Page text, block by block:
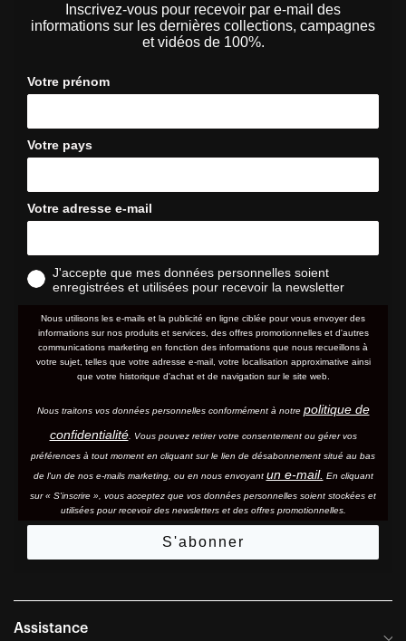
Inscrivez-vous pour recevoir par e-mail des
informations sur les dernières collections, campagnes
et vidéos de 100%.
Votre prénom
Votre pays
Votre adresse e-mail
J'accepte que mes données personnelles soient
enregistrées et utilisées pour recevoir la newsletter
Nous utilisons les e-mails et la publicité en ligne ciblée pour vous envoyer des
informations sur nos produits et services, des offres promotionnelles et d'autres
communications marketing en fonction des informations que nous recueillons à
votre sujet, telles que votre adresse e-mail, votre localisation approximative ainsi
que votre historique d'achat et de navigation sur le site web.
Nous traitons vos données personnelles conformément à notre politique de
confidentialité. Vous pouvez retirer votre consentement ou gérer vos
préférences à tout moment en cliquant sur le lien de désabonnement situé au bas
de l'un de nos e-mails marketing, ou en nous envoyant un e-mail. En cliquant
sur « S'inscrire », vous acceptez que vos données personnelles soient stockées et
utilisées pour recevoir des newsletters et des offres promotionnelles.
S'abonner
Assistance